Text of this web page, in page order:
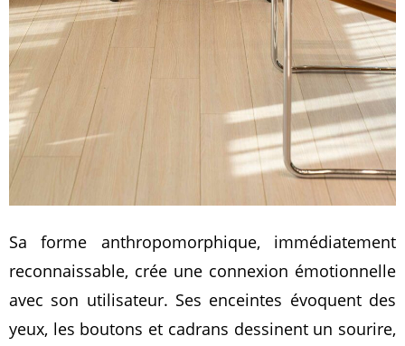
Sa forme anthropomorphique, immédiatement
reconnaissable, crée une connexion émotionnelle
avec son utilisateur. Ses enceintes évoquent des
yeux, les boutons et cadrans dessinent un sourire,